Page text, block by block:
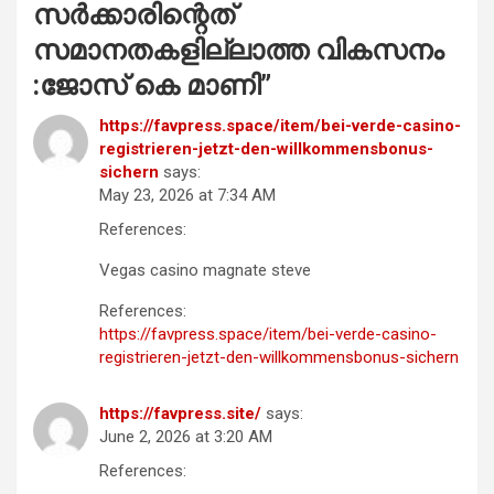
സർക്കാരിന്റെത്
സമാനതകളില്ലാത്ത വികസനം
:ജോസ് കെ മാണി”
https://favpress.space/item/bei-verde-casino-
registrieren-jetzt-den-willkommensbonus-
sichern says:
May 23, 2026 at 7:34 AM
References:
Vegas casino magnate steve
References:
https://favpress.space/item/bei-verde-casino-
registrieren-jetzt-den-willkommensbonus-sichern
https://favpress.site/ says:
June 2, 2026 at 3:20 AM
References: